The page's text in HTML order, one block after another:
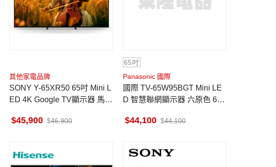
其他家電品牌
SONY Y-65XR50 65吋 Mini L
ED 4K Google TV顯示器 馬來
45,900 46,900
65吋
Panasonic 國際
國際 TV-65W95BGT Mini LE
D 智慧聯網顯示器 六原色 65
44,100 44,100